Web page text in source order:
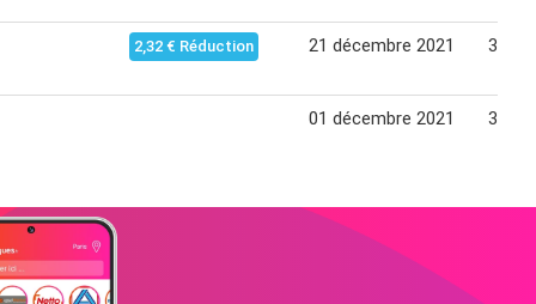
2,32 € Réduction 21 décembre 2021 31
01 décembre 2021 31